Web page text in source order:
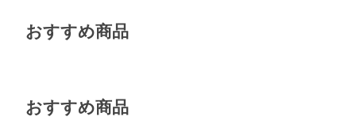
おすすめ商品
おすすめ商品